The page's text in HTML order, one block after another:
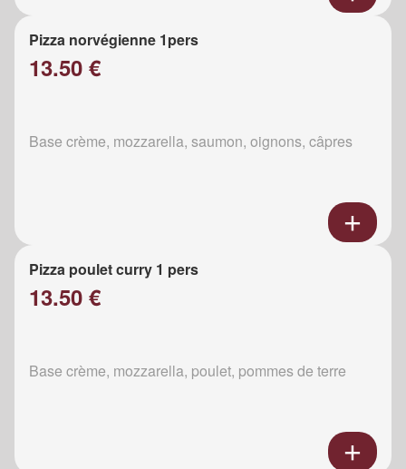
Pizza norvégienne 1pers
13.50 €
Base crème, mozzarella, saumon, oignons, câpres
Pizza poulet curry 1 pers
13.50 €
Base crème, mozzarella, poulet, pommes de terre